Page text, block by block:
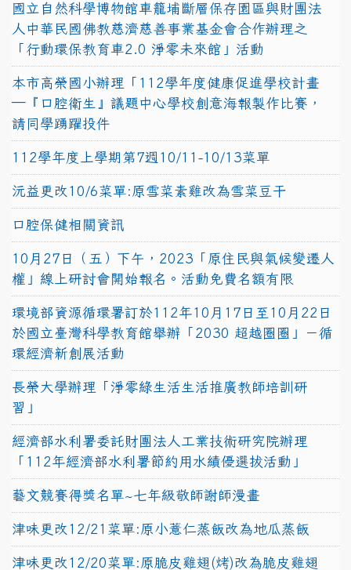
國立自然科學博物館車籠埔斷層保存園區與財團法
人中華民國佛教慈濟慈善事業基金會合作辦理之
「行動環保教育車2.0 淨零未來館」活動
本市高榮國小辦理「112學年度健康促進學校計畫
─『口腔衛生』議題中心學校創意海報製作比賽，
請同學踴躍投件
112學年度上學期第7週10/11-10/13菜單
沅益更改10/6菜單:原雪菜素雞改為雪菜豆干
口腔保健相關資訊
10月27日（五）下午，2023「原住民與氣候變遷人
權」線上研討會開始報名。活動免費名額有限
環境部資源循環署訂於112年10月17日至10月22日
於國立臺灣科學教育館舉辦「2030 超越圈圈」－循
環經濟新創展活動
長榮大學辦理「淨零綠生活生活推廣教師培訓研
習」
經濟部水利署委託財團法人工業技術研究院辦理
「112年經濟部水利署節約用水績優選拔活動」
藝文競賽得獎名單~七年級敬師謝師漫畫
津味更改12/21菜單:原小薏仁蒸飯改為地瓜蒸飯
津味更改12/20菜單:原脆皮雞翅(烤)改為脆皮雞翅